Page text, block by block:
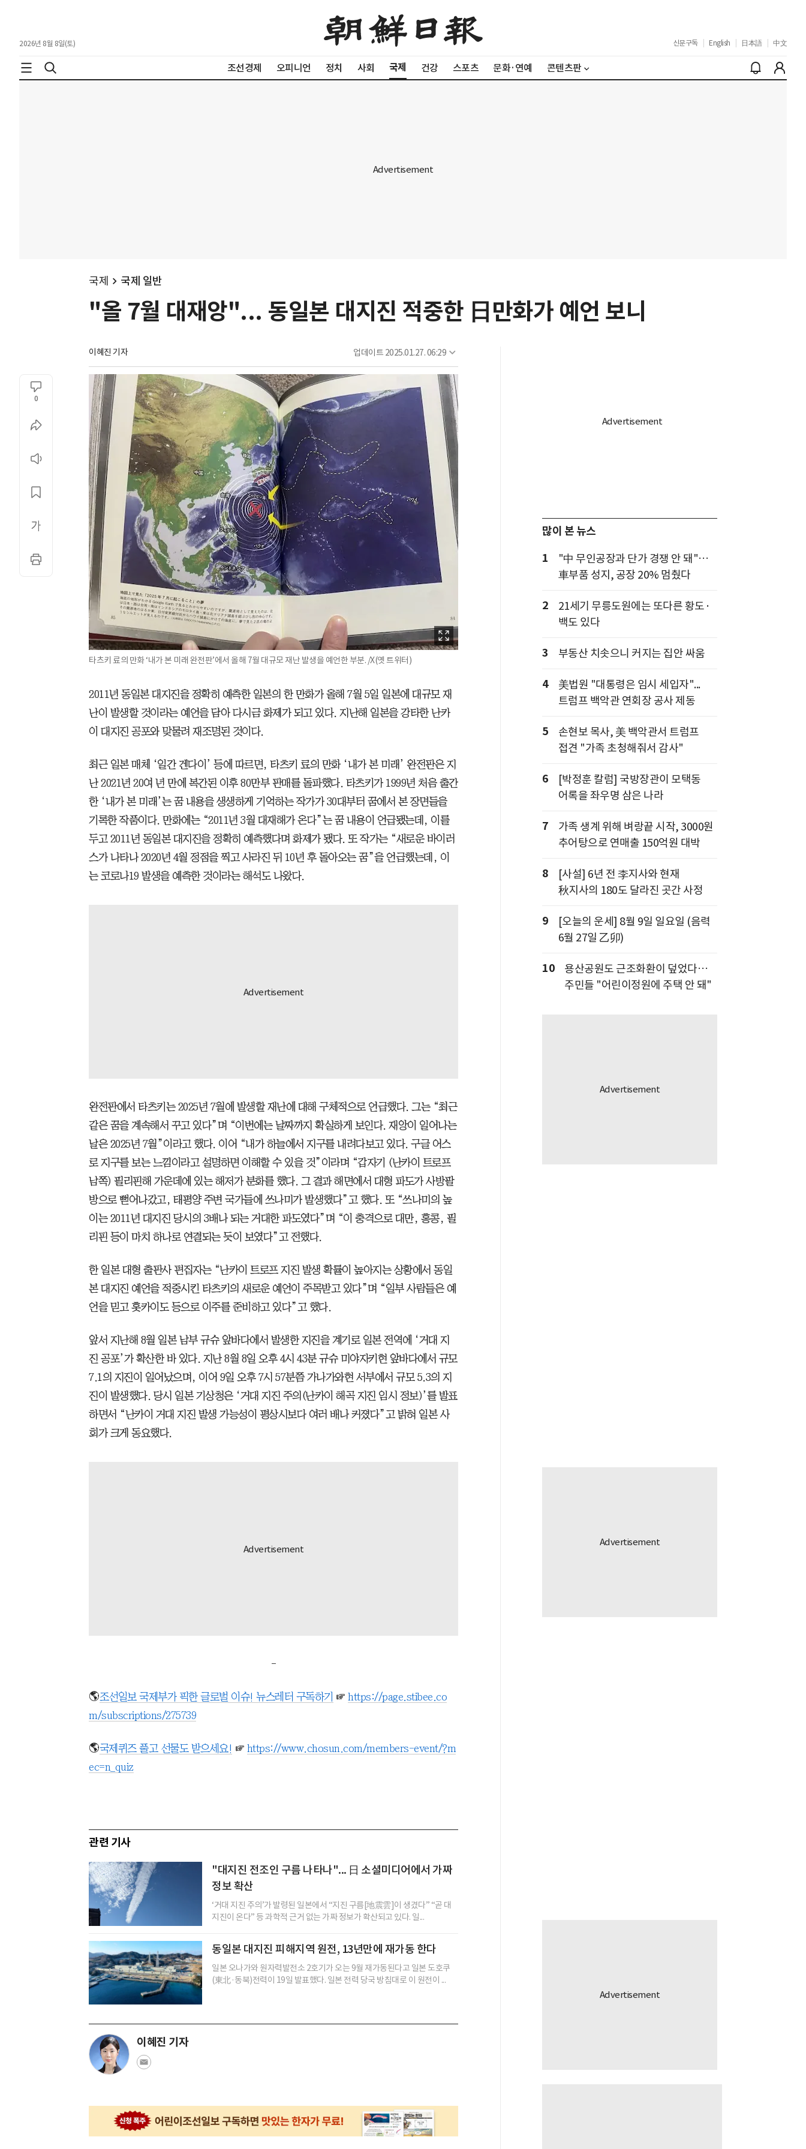
2026년 8월 8일(토) 신문구독 English 日本語 中文
조선경제 오피니언 정치 사회 국제 건강 스포츠 문화·연예 콘텐츠판
국제 국제 일반
"올 7월 대재앙"... 동일본 대지진 적중한 日만화가 예언 보니
이혜진 기자 업데이트 2025.01.27. 06:29
0
타츠키 료의 만화 ‘내가 본 미래 완전판’에서 올해 7월 대규모 재난 발생을 예언한 부분. /X(옛 트위터)
2011년 동일본 대지진을 정확히 예측한 일본의 한 만화가 올해 7월 5일 일본에 대규모 재
난이 발생할 것이라는 예언을 담아 다시금 화제가 되고 있다. 지난해 일본을 강타한 난카
이 대지진 공포와 맞물려 재조명된 것이다.
최근 일본 매체 ‘일간 겐다이’ 등에 따르면, 타츠키 료의 만화 ‘내가 본 미래’ 완전판은 지
난 2021년 20여 년 만에 복간된 이후 80만부 판매를 돌파했다. 타츠키가 1999년 처음 출간
한 ‘내가 본 미래’는 꿈 내용을 생생하게 기억하는 작가가 30대부터 꿈에서 본 장면들을
기록한 작품이다. 만화에는 “2011년 3월 대재해가 온다”는 꿈 내용이 언급됐는데, 이를
두고 2011년 동일본 대지진을 정확히 예측했다며 화제가 됐다. 또 작가는 “새로운 바이러
스가 나타나 2020년 4월 정점을 찍고 사라진 뒤 10년 후 돌아오는 꿈”을 언급했는데, 이
는 코로나19 발생을 예측한 것이라는 해석도 나왔다.
완전판에서 타츠키는 2025년 7월에 발생할 재난에 대해 구체적으로 언급했다. 그는 “최근
같은 꿈을 계속해서 꾸고 있다”며 “이번에는 날짜까지 확실하게 보인다. 재앙이 일어나는
날은 2025년 7월”이라고 했다. 이어 “내가 하늘에서 지구를 내려다보고 있다. 구글 어스
로 지구를 보는 느낌이라고 설명하면 이해할 수 있을 것”이라며 “갑자기 (난카이 트로프
남쪽) 필리핀해 가운데에 있는 해저가 분화를 했다. 그 결과 해면에서 대형 파도가 사방팔
방으로 뻗어나갔고, 태평양 주변 국가들에 쓰나미가 발생했다”고 했다. 또 “쓰나미의 높
이는 2011년 대지진 당시의 3배나 되는 거대한 파도였다”며 “이 충격으로 대만, 홍콩, 필
리핀 등이 마치 하나로 연결되는 듯이 보였다”고 전했다.
한 일본 대형 출판사 편집자는 “난카이 트로프 지진 발생 확률이 높아지는 상황에서 동일
본 대지진 예언을 적중시킨 타츠키의 새로운 예언이 주목받고 있다”며 “일부 사람들은 예
언을 믿고 홋카이도 등으로 이주를 준비하고 있다”고 했다.
앞서 지난해 8월 일본 남부 규슈 앞바다에서 발생한 지진을 계기로 일본 전역에 ‘거대 지
진 공포’가 확산한 바 있다. 지난 8월 8일 오후 4시 43분 규슈 미야자키현 앞바다에서 규모
7.1의 지진이 일어났으며, 이어 9일 오후 7시 57분쯤 가나가와현 서부에서 규모 5.3의 지
진이 발생했다. 당시 일본 기상청은 ‘거대 지진 주의(난카이 해곡 지진 임시 정보)’를 발표
하면서 “난카이 거대 지진 발생 가능성이 평상시보다 여러 배나 커졌다”고 밝혀 일본 사
회가 크게 동요했다.
-
🌎조선일보 국제부가 픽한 글로벌 이슈! 뉴스레터 구독하기 ☞ https://page.stibee.co
m/subscriptions/275739
🌎국제퀴즈 풀고 선물도 받으세요! ☞ https://www.chosun.com/members-event/?m
ec=n_quiz
관련 기사
"대지진 전조인 구름 나타나"... 日 소셜미디어에서 가짜
정보 확산
‘거대 지진 주의’가 발령된 일본에서 “지진 구름[地震雲]이 생겼다” “곧 대
지진이 온다” 등 과학적 근거 없는 가짜 정보가 확산되고 있다. 일...
동일본 대지진 피해지역 원전, 13년만에 재가동 한다
일본 오나가와 원자력발전소 2호기가 오는 9월 재가동된다고 일본 도호쿠
(東北·동북)전력이 19일 발표했다. 일본 전력 당국 방침대로 이 원전이 ...
이혜진 기자
많이 본 뉴스
1
"中 무인공장과 단가 경쟁 안 돼"…
車부품 성지, 공장 20% 멈췄다
2
21세기 무릉도원에는 또다른 황도·
백도 있다
3 부동산 치솟으니 커지는 집안 싸움
4
美법원 "대통령은 임시 세입자"...
트럼프 백악관 연회장 공사 제동
5
손현보 목사, 美 백악관서 트럼프
접견 "가족 초청해줘서 감사"
6
[박정훈 칼럼] 국방장관이 모택동
어록을 좌우명 삼은 나라
7
가족 생계 위해 벼랑끝 시작, 3000원
추어탕으로 연매출 150억원 대박
8
[사설] 6년 전 李지사와 현재
秋지사의 180도 달라진 곳간 사정
9
[오늘의 운세] 8월 9일 일요일 (음력
6월 27일 乙卯)
10
용산공원도 근조화환이 덮었다…
주민들 "어린이정원에 주택 안 돼"